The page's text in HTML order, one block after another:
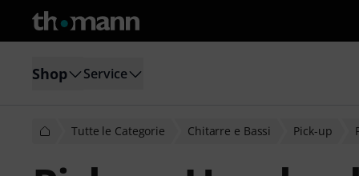
Shop Service
Tutte le Categorie Chitarre e Bassi Pick-up